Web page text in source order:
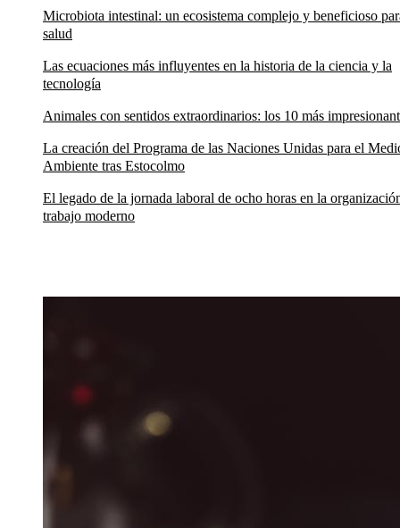
Microbiota intestinal: un ecosistema complejo y beneficioso
salud
Las ecuaciones más influyentes en la historia de la ciencia y la
tecnología
Animales con sentidos extraordinarios: los 10 más
La creación del Programa de las Naciones Unidas para el
Ambiente tras Estocolmo
El legado de la jornada laboral de ocho horas en la
trabajo moderno